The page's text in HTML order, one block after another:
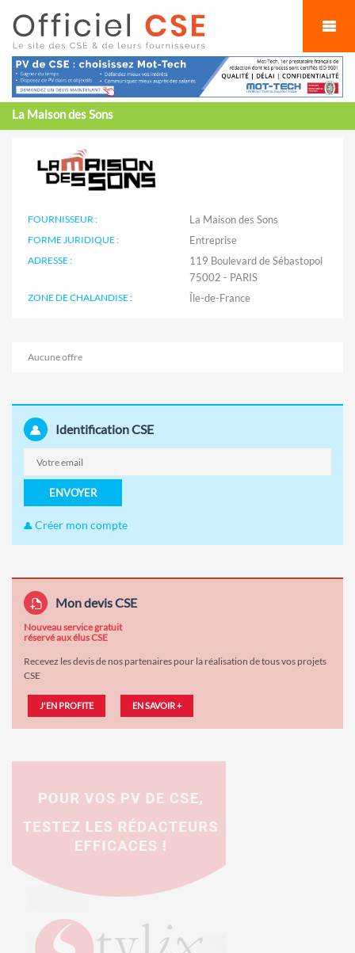
La Maison des Sons
FOURNISSEUR : La Maison des Sons
FORME JURIDIQUE : Entreprise
ADRESSE :
119 Boulevard de Sébastopol
75002 - PARIS
ZONE DE CHALANDISE : Île-de-France
Aucune offre
Identification CSE
ENVOYER
Créer mon compte
Mon devis CSE
Nouveau service gratuit
réservé aux élus CSE
Recevez les devis de nos partenaires pour la réalisation de tous vos projets
CSE
J'EN PROFITE EN SAVOIR +